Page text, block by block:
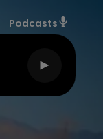
Podcasts